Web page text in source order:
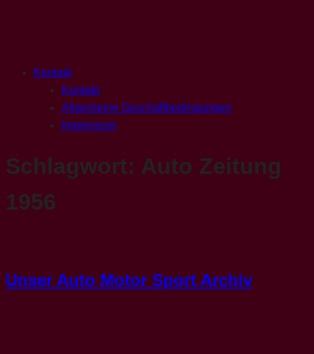
Kontakt
Kontakt
Allgemeine Geschäftbedingungen
Impressum
Schlagwort: Auto Zeitung
1956
Unser Auto Motor Sport Archiv